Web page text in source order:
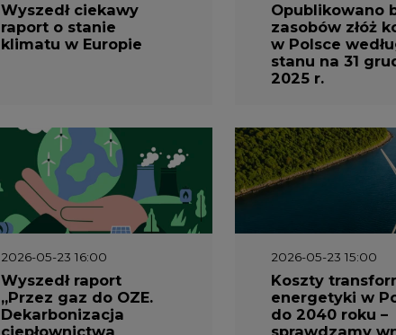
Wyszedł ciekawy
raport o stanie
klimatu w Europie
Opublikowano
zasobów złóż
w Polsce
stanu na 31
2025 r.
2026-05-23 16:00
Wyszedł raport
„Przez gaz do OZE.
Dekarbonizacja
ciepłownictwa
2026-05-23 15:00
Koszty
energetyki w
do 2040 roku –
sprawdzamy